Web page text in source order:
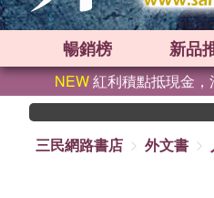
暢銷榜 新品
NEW紅利積點抵現金
三民網路書店
外文書